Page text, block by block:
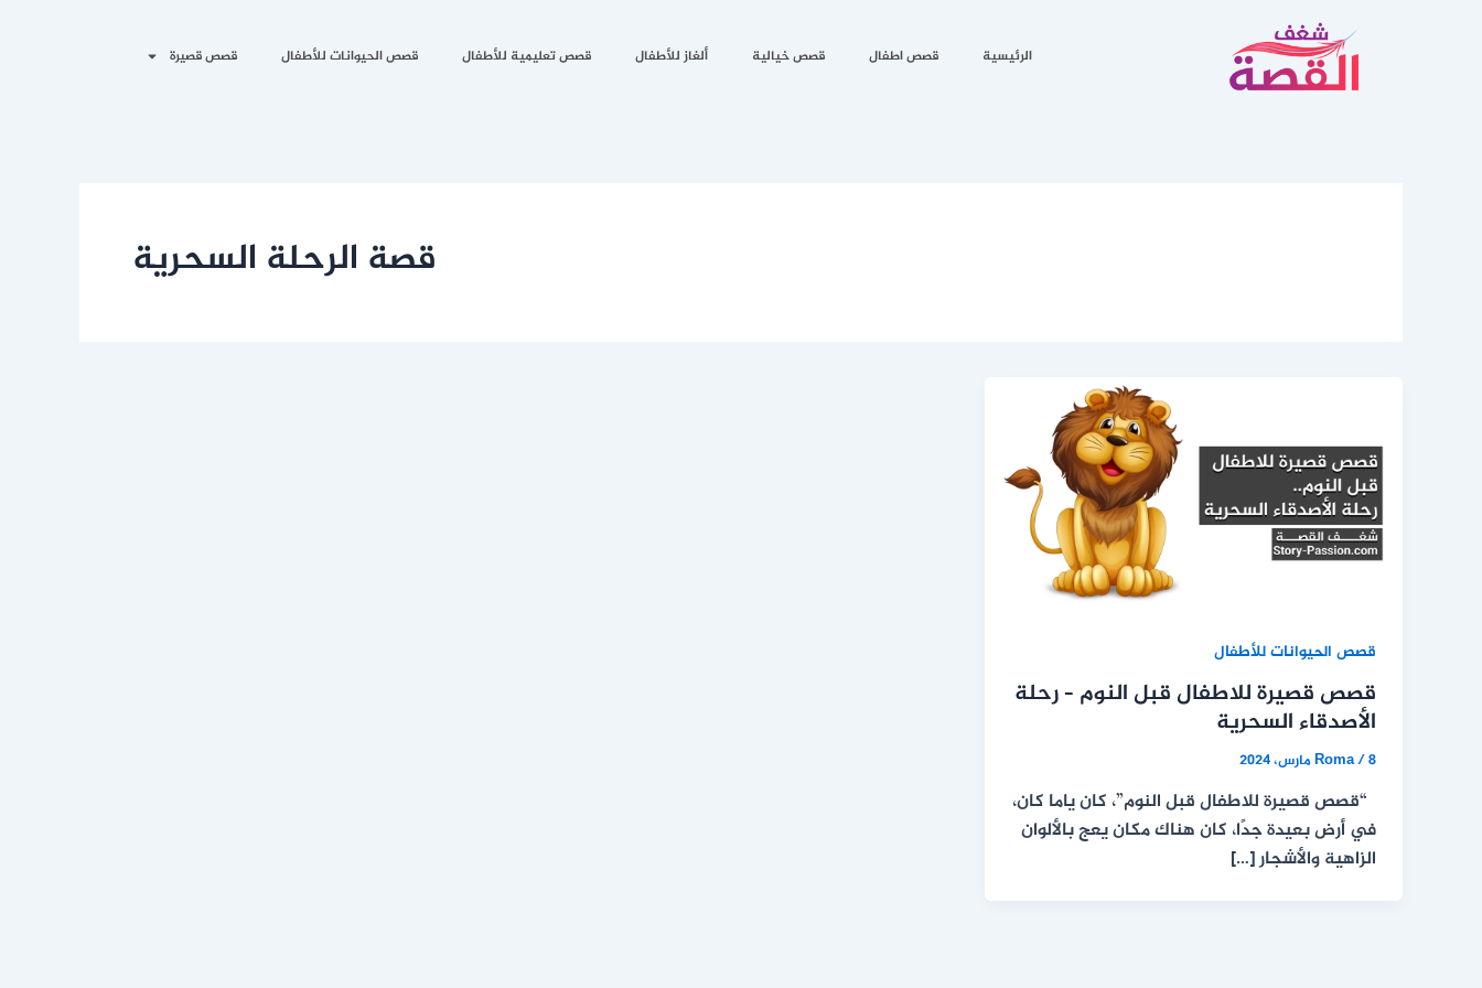
الرئيسية قصص اطفال قصص خيالية ألغاز للأطفال قصص تعليمية للأطفال قصص الحيوانات للأطفال قصص قصيرة
قصة الرحلة السحرية
قصص الحيوانات للأطفال
قصص قصيرة للاطفال قبل النوم – رحلة
الأصدقاء السحرية
Roma/8 مارس، 2024
“قصص قصيرة للاطفال قبل النوم”، كان ياما كان،
في أرض بعيدة جدًا، كان هناك مكان يعج بالألوان
الزاهية والأشجار […]